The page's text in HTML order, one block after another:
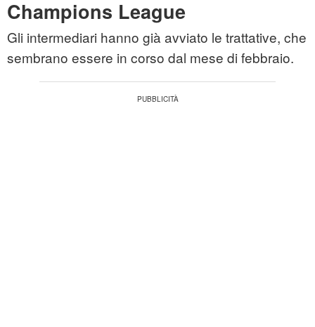
Champions League
Gli intermediari hanno già avviato le trattative, che
sembrano essere in corso dal mese di febbraio.